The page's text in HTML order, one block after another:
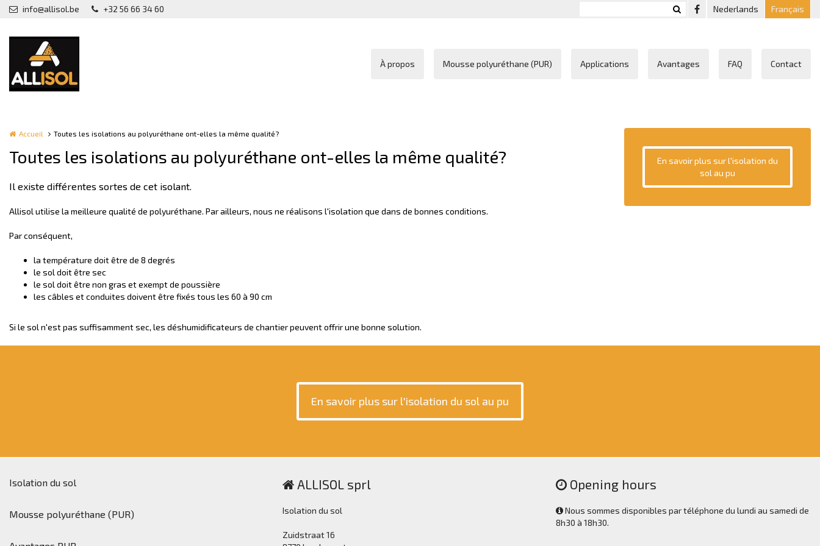
Aller au contenu principal
info@allisol.be +32 56 66 34 60 Nederlands Français
À propos Mousse polyuréthane (PUR) Applications Avantages FAQ Contact
Accueil Toutes les isolations au polyuréthane ont-elles la même qualité?
Toutes les isolations au polyuréthane ont-elles la même qualité?
Il existe différentes sortes de cet isolant.
Allisol utilise la meilleure qualité de polyuréthane. Par ailleurs, nous ne réalisons l'isolation que dans de bonnes conditions.
Par conséquent,
la température doit être de 8 degrés
le sol doit être sec
le sol doit être non gras et exempt de poussière
les câbles et conduites doivent être fixés tous les 60 à 90 cm
Si le sol n'est pas suffisamment sec, les déshumidificateurs de chantier peuvent offrir une bonne solution.
En savoir plus sur l'isolation du
sol au pu
En savoir plus sur l'isolation du sol au pu
Isolation du sol
Mousse polyuréthane (PUR)
ALLISOL sprl
Isolation du sol
Zuidstraat 16
Opening hours
Nous sommes disponibles par téléphone du lundi au samedi de
8h30 à 18h30.